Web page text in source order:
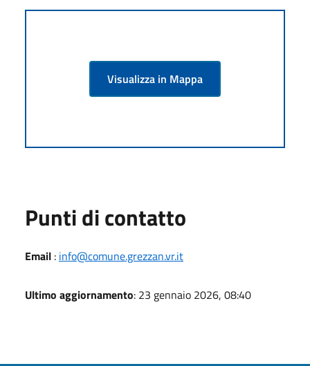
Visualizza in Mappa
Punti di contatto
Email : info@comune.grezzan.vr.it
Ultimo aggiornamento: 23 gennaio 2026, 08:40